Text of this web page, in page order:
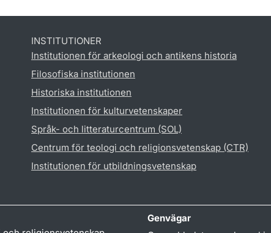
INSTITUTIONER
Institutionen för arkeologi och antikens historia
Filosofiska institutionen
Historiska institutionen
Institutionen för kulturvetenskaper
Språk- och litteraturcentrum (SOL)
Centrum för teologi och religionsvetenskap (CTR)
Institutionen för utbildningsvetenskap
Genvägar